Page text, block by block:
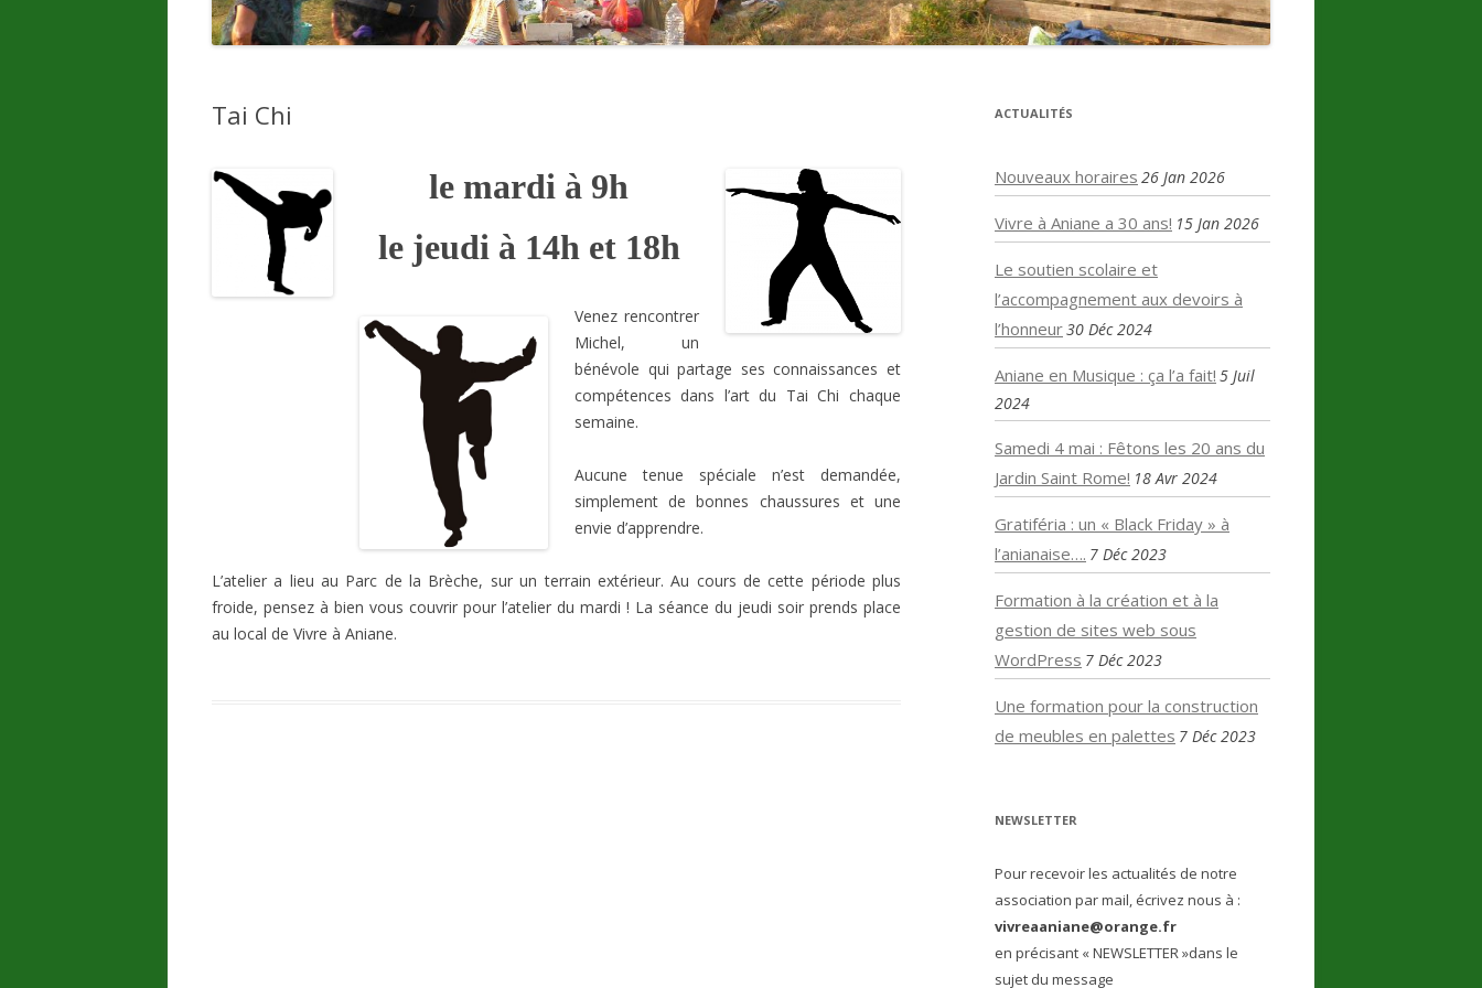
ENFANTS
RÉPARE VÉLO
Tai Chi
le mardi à 9h
le jeudi à 14h et 18h
Venez rencontrer
Michel, un
bénévole qui partage ses connaissances et
compétences dans l’art du Tai Chi chaque
semaine.
Aucune tenue spéciale n’est demandée,
simplement de bonnes chaussures et une
envie d’apprendre.
L’atelier a lieu au Parc de la Brèche, sur un terrain extérieur. Au cours de cette période plus
froide, pensez à bien vous couvrir pour l’atelier du mardi ! La séance du jeudi soir prends place
au local de Vivre à Aniane.
ACTUALITÉS
Nouveaux horaires 26 Jan 2026
Vivre à Aniane a 30 ans! 15 Jan 2026
Le soutien scolaire et
l’accompagnement aux devoirs à
l’honneur30 Déc 2024
Aniane en Musique : ça l’a fait! 5 Juil
2024
Samedi 4 mai : Fêtons les 20 ans du
Jardin Saint Rome! 18 Avr 2024
Gratiféria : un « Black Friday » à
l’anianaise…. 7 Déc 2023
Formation à la création et à la
gestion de sites web sous
WordPress 7 Déc 2023
Une formation pour la construction
de meubles en palettes 7 Déc 2023
NEWSLETTER
Pour recevoir les actualités de notre
association par mail, écrivez nous à :
vivreaaniane@orange.fr
en précisant « NEWSLETTER »dans le
sujet du message